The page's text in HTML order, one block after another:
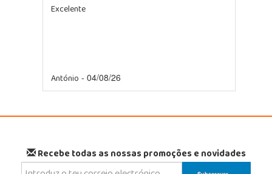
Excelente
António - 04/08/26
Recebe todas as nossas promoções e novidades